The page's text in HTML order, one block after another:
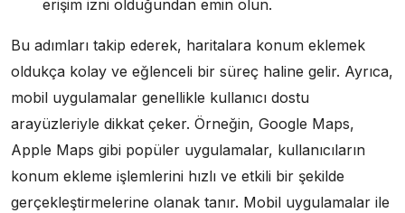
erişim izni olduğundan emin olun.
Bu adımları takip ederek, haritalara konum eklemek
oldukça kolay ve eğlenceli bir süreç haline gelir. Ayrıca,
mobil uygulamalar genellikle kullanıcı dostu
arayüzleriyle dikkat çeker. Örneğin, Google Maps,
Apple Maps gibi popüler uygulamalar, kullanıcıların
konum ekleme işlemlerini hızlı ve etkili bir şekilde
gerçekleştirmelerine olanak tanır. Mobil uygulamalar ile